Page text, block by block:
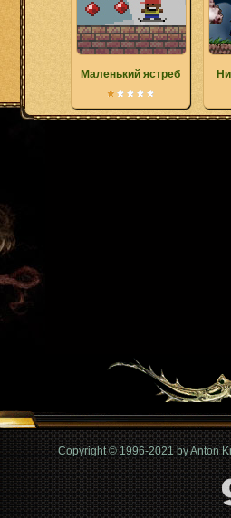
Маленький ястреб
Copyright © 1996-2021 by Anton